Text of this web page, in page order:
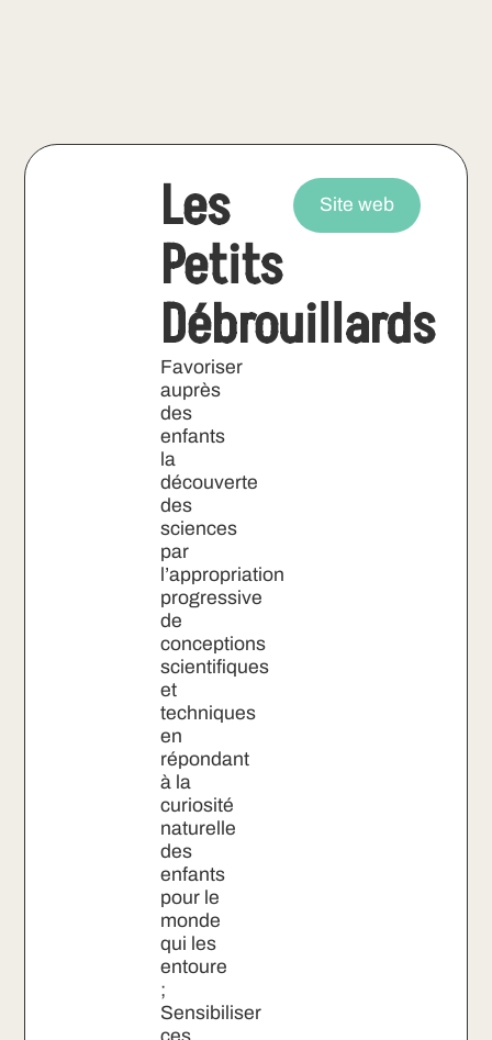
Les
Petits
Débrouillards
Favoriser
auprès
des
enfants
la
découverte
des
sciences
par
l’appropriation
progressive
de
conceptions
scientifiques
et
techniques
en
répondant
à la
curiosité
naturelle
des
enfants
pour le
monde
qui les
entoure
;
Sensibiliser
Site web